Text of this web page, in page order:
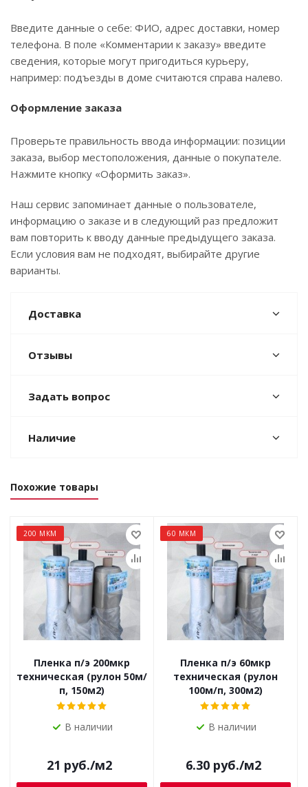
Введите данные о себе: ФИО, адрес доставки, номер
телефона. В поле «Комментарии к заказу» введите
сведения, которые могут пригодиться курьеру,
например: подъезды в доме считаются справа налево.
Оформление заказа
Проверьте правильность ввода информации: позиции
заказа, выбор местоположения, данные о покупателе.
Нажмите кнопку «Оформить заказ».
Наш сервис запоминает данные о пользователе,
информацию о заказе и в следующий раз предложит
вам повторить к вводу данные предыдущего заказа.
Если условия вам не подходят, выбирайте другие
варианты.
Доставка
Отзывы
Задать вопрос
Наличие
Похожие товары
200 МКМ
Пленка п/э 200мкр
техническая (рулон 50м/
п, 150м2)
В наличии
21 руб./м2
60 МКМ
Пленка п/э 60мкр
техническая (рулон
100м/п, 300м2)
В наличии
6.30руб./м2